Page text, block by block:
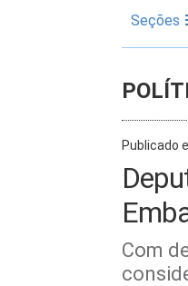
Seções
Publicado
Com